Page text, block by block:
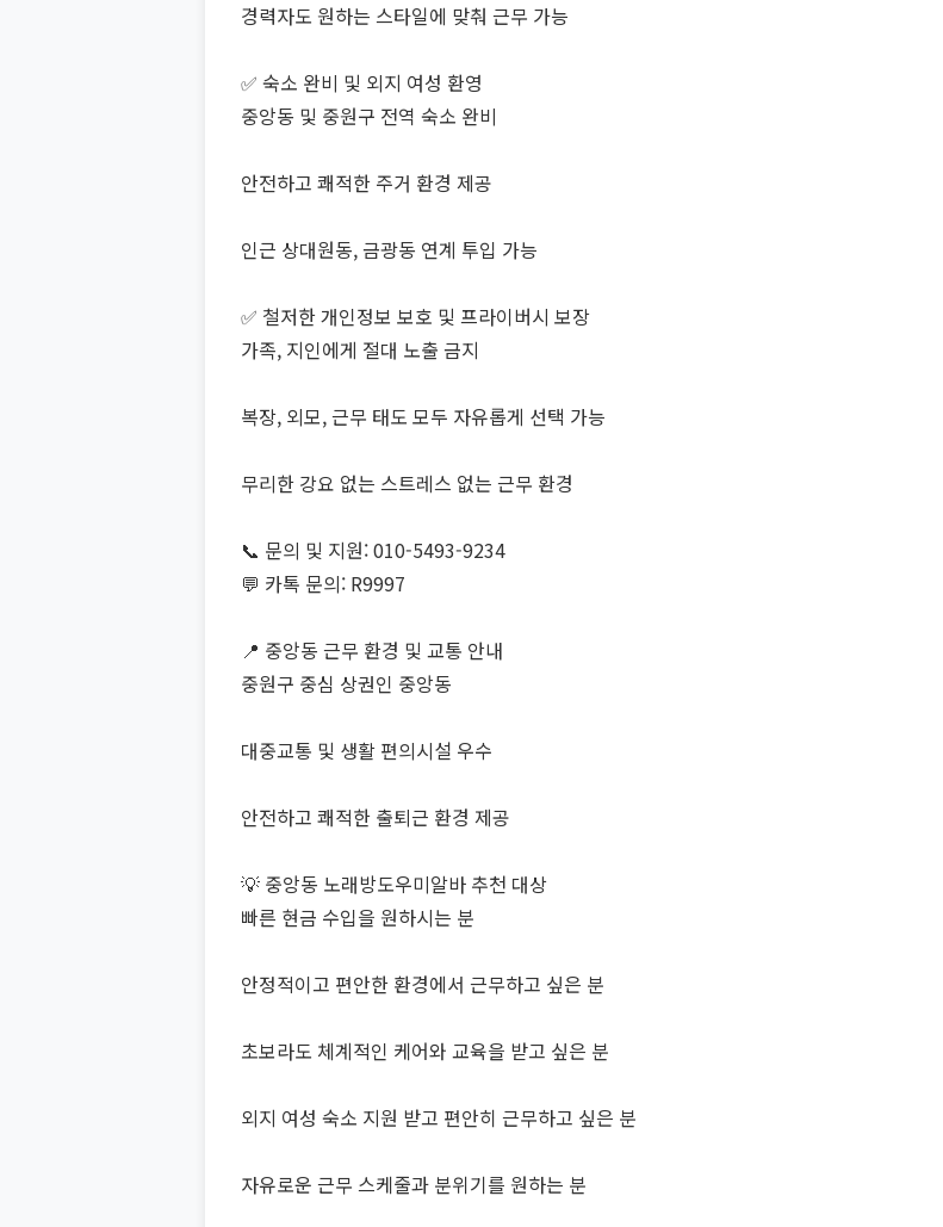
경력자도 원하는 스타일에 맞춰 근무 가능
✅ 숙소 완비 및 외지 여성 환영
중앙동 및 중원구 전역 숙소 완비
안전하고 쾌적한 주거 환경 제공
인근 상대원동, 금광동 연계 투입 가능
✅ 철저한 개인정보 보호 및 프라이버시 보장
가족, 지인에게 절대 노출 금지
복장, 외모, 근무 태도 모두 자유롭게 선택 가능
무리한 강요 없는 스트레스 없는 근무 환경
📞 문의 및 지원: 010-5493-9234
💬 카톡 문의: R9997
📍 중앙동 근무 환경 및 교통 안내
중원구 중심 상권인 중앙동
대중교통 및 생활 편의시설 우수
안전하고 쾌적한 출퇴근 환경 제공
💡 중앙동 노래방도우미알바 추천 대상
빠른 현금 수입을 원하시는 분
안정적이고 편안한 환경에서 근무하고 싶은 분
초보라도 체계적인 케어와 교육을 받고 싶은 분
외지 여성 숙소 지원 받고 편안히 근무하고 싶은 분
자유로운 근무 스케줄과 분위기를 원하는 분